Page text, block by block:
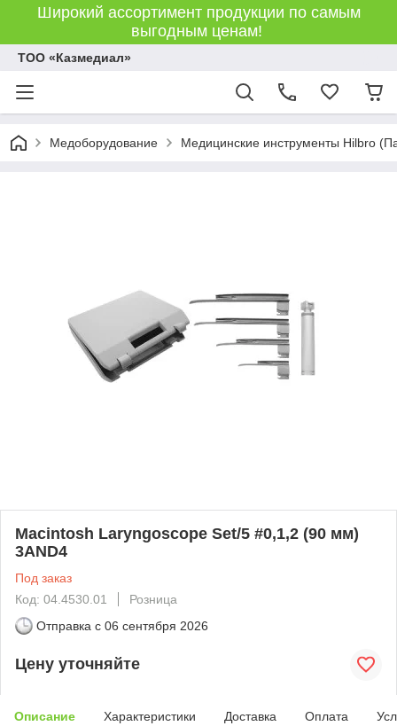
Широкий ассортимент продукции по самым
выгодным ценам!
ТОО «Казмедиал»
Медоборудование Медицинские инструменты Hilbro
Macintosh Laryngoscope Set/5 #0,1,2 (90 мм)
3AND4
Под заказ
Код: 04.4530.01
Розница
Отправка с 06 сентября 2026
Цену уточняйте
Описание Характеристики Доставка Оплата